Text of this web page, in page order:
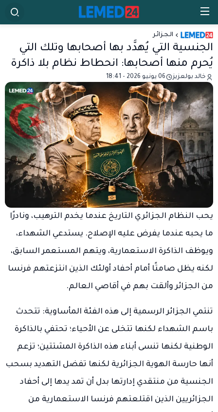
الـجـزائـر
الجنسية التي يُهدَّد بها أصحابها وتلك التي
يُحرم منها أصحابها: انحطاط نظام بلا ذاكرة
خالد بولعزيز 06 يونيو 2026 - 18:41
يحب النظام الجزائري التاريخ عندما يخدم الترهيب، ونادرًا
ما يحبه عندما يفرض عليه الإصلاح. يستدعي الشهداء،
ويوظف الذاكرة الاستعمارية، ويتهم المستعمر السابق،
لكنه يظل صامتًا أمام أحفاد أولئك الذين انتزعتهم فرنسا
من الجزائر وألقت بهم في أقاصي العالم.
تنتمي الجزائر الرسمية إلى هذه الفئة المأساوية: تتحدث
باسم الشهداء لكنها تتخلى عن الأحياء؛ تحتفي بالذاكرة
الوطنية لكنها تنسى أبناء هذه الذاكرة المشتتين؛ تزعم
أنها حارسة الهوية الجزائرية لكنها تفضل التهديد بسحب
الجنسية من منتقدي إدارتها بدل أن تمد يدها إلى أحفاد
الجزائريين الذين اقتلعتهم فرنسا الاستعمارية من